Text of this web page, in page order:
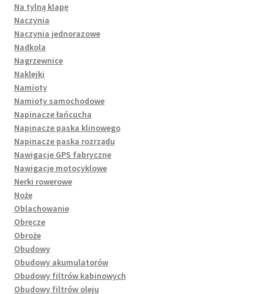
Na tylną klapę
Naczynia
Naczynia jednorazowe
Nadkola
Nagrzewnice
Naklejki
Namioty
Namioty samochodowe
Napinacze łańcucha
Napinacze paska klinowego
Napinacze paska rozrządu
Nawigacje GPS fabryczne
Nawigacje motocyklowe
Nerki rowerowe
Noże
Oblachowanie
Obręcze
Obroże
Obudowy
Obudowy akumulatorów
Obudowy filtrów kabinowych
Obudowy filtrów oleju